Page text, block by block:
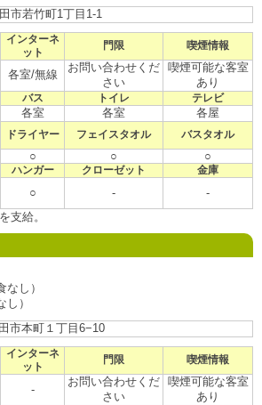
市若竹町1丁目1-1
インターネ
ット
門限 喫煙情報
各室/無線
お問い合わせくだ
さい
喫煙可能な客室
あり
バス トイレ テレビ
各室 各室 各屋
ドライヤー フェイスタオル バスタオル
○ ○ ○
ハンガー クローゼット 金庫
○ -
-
支給。
し）
）
市本町１丁目6−10
インターネ
ット
門限 喫煙情報
-
お問い合わせくだ
さい
喫煙可能な客室
あり